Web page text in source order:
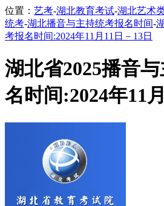
位置： 艺考-湖北教育考试-湖北艺术
统考-湖北播音与主持统考报名时间-
考报名时间:2024年11月11日－13日
湖北省2025播音
名时间:2024年11